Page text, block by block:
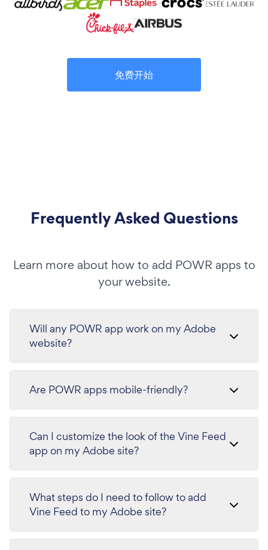
免费开始
Frequently Asked Questions
Learn more about how to add POWR apps to
your website.
Will any POWR app work on my Adobe
website?
Are POWR apps mobile-friendly?
Can I customize the look of the Vine Feed
app on my Adobe site?
What steps do I need to follow to add
Vine Feed to my Adobe site?